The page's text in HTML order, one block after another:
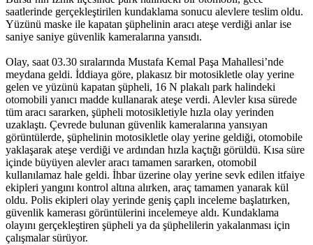
saatlerinde gerçekleştirilen kundaklama sonucu alevlere teslim oldu.
Yüzünü maske ile kapatan şüphelinin aracı ateşe verdiği anlar ise
saniye saniye güvenlik kameralarına yansıdı.
Olay, saat 03.30 sıralarında Mustafa Kemal Paşa Mahallesi’nde
meydana geldi. İddiaya göre, plakasız bir motosikletle olay yerine
gelen ve yüzünü kapatan şüpheli, 16 N plakalı park halindeki
otomobili yanıcı madde kullanarak ateşe verdi. Alevler kısa sürede
tüm aracı sararken, şüpheli motosikletiyle hızla olay yerinden
uzaklaştı. Çevrede bulunan güvenlik kameralarına yansıyan
görüntülerde, şüphelinin motosikletle olay yerine geldiği, otomobile
yaklaşarak ateşe verdiği ve ardından hızla kaçtığı görüldü. Kısa süre
içinde büyüyen alevler aracı tamamen sararken, otomobil
kullanılamaz hale geldi. İhbar üzerine olay yerine sevk edilen itfaiye
ekipleri yangını kontrol altına alırken, araç tamamen yanarak kül
oldu. Polis ekipleri olay yerinde geniş çaplı inceleme başlatırken,
güvenlik kamerası görüntülerini incelemeye aldı. Kundaklama
olayını gerçekleştiren şüpheli ya da şüphelilerin yakalanması için
çalışmalar sürüyor.